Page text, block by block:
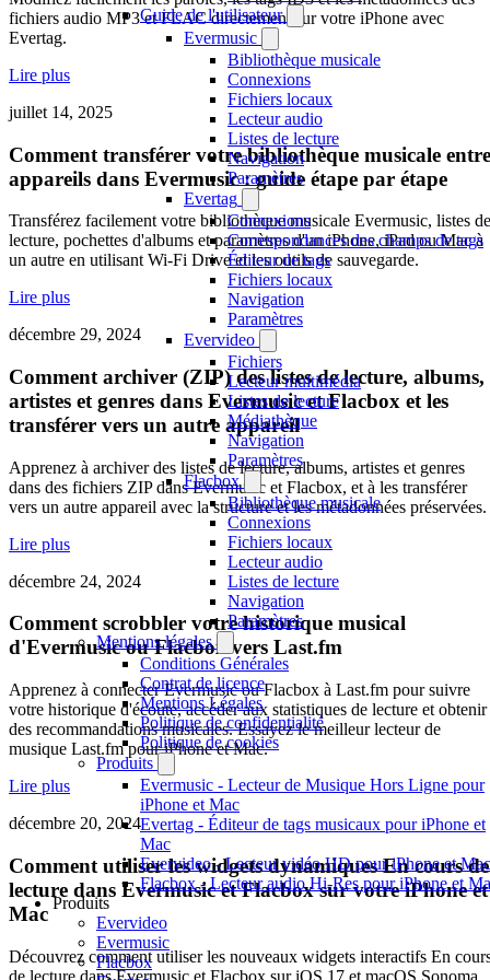
Guide de l'utilisateur
Evermusic
Bibliothèque musicale
Connexions
Fichiers locaux
Lecteur audio
Listes de lecture
Navigation
Paramètres
Evertag
Connexions
Correspondances des champs de tags
Éditeur de tags
Fichiers locaux
Navigation
Paramètres
Evervideo
Fichiers
Lecteur multimédia
Listes de lecture
Médiathèque
Navigation
Paramètres
Flacbox
Bibliothèque musicale
Connexions
Fichiers locaux
Lecteur audio
Listes de lecture
Navigation
Paramètres
Mentions légales
Conditions Générales
Contrat de licence
Mentions Légales
Politique de confidentialité
Politique de cookies
Produits
Evermusic - Lecteur de Musique Hors Ligne pour
iPhone et Mac
Evertag - Éditeur de tags musicaux pour iPhone et
Mac
Evervideo - Lecteur vidéo HD pour iPhone et Mac
Flacbox - Lecteur audio Hi-Res pour iPhone et
Produits
Evervideo
Evermusic
Flacbox
fichiers audio MP3 et FLAC directement sur votre iPhone avec
Evertag.
Lire plus
juillet 14, 2025
Comment transférer votre bibliothèque musicale entre
appareils dans Evermusic : guide étape par étape
Transférez facilement votre bibliothèque musicale Evermusic, listes de
lecture, pochettes d'albums et paramètres d'un iPhone, iPad ou Mac à
un autre en utilisant Wi-Fi Drive et les outils de sauvegarde.
Lire plus
décembre 29, 2024
Comment archiver (ZIP) des listes de lecture, albums,
artistes et genres dans Evermusic et Flacbox et les
transférer vers un autre appareil
Apprenez à archiver des listes de lecture, albums, artistes et genres
dans des fichiers ZIP dans Evermusic et Flacbox, et à les transférer
vers un autre appareil avec la structure et les métadonnées préservées.
Lire plus
décembre 24, 2024
Comment scrobbler votre historique musical
d'Evermusic ou Flacbox vers Last.fm
Apprenez à connecter Evermusic ou Flacbox à Last.fm pour suivre
votre historique d'écoute, accéder aux statistiques de lecture et obtenir
des recommandations musicales. Essayez le meilleur lecteur de
musique Last.fm pour iPhone et Mac.
Lire plus
décembre 20, 2024
Comment utiliser les widgets dynamiques En cours de
lecture dans Evermusic et Flacbox sur votre iPhone et
Mac
Découvrez comment utiliser les nouveaux widgets interactifs En
de lecture dans Evermusic et Flacbox sur iOS 17 et macOS Sonoma.